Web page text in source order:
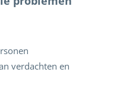
verdachten en